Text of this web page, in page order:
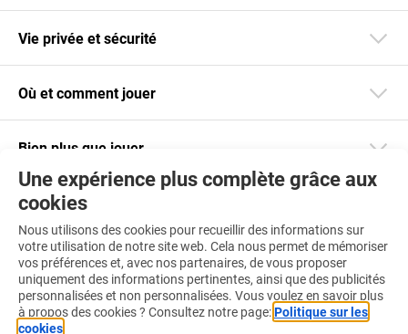
Une expérience plus complète grâce aux
cookies
Nous utilisons des cookies pour recueillir des informations sur
votre utilisation de notre site web. Cela nous permet de mémoriser
vos préférences et, avec nos partenaires, de vous proposer
uniquement des informations pertinentes, ainsi que des publicités
personnalisées et non personnalisées. Vous voulez en savoir plus
à propos des cookies ? Consultez notre page:Politique sur les
cookies
Vie privée et sécurité
Où et comment jouer
Bien plus que jouer
Téléchargez notre app